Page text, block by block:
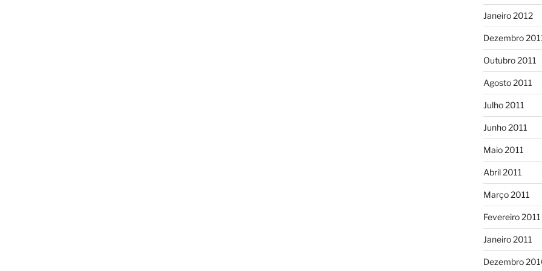
Janeiro 2012
Dezembro
Outubro 2011
Agosto 2011
Julho 2011
Junho 2011
Maio 2011
Abril 2011
Março 2011
Fevereiro 2011
Janeiro 2011
Dezembro